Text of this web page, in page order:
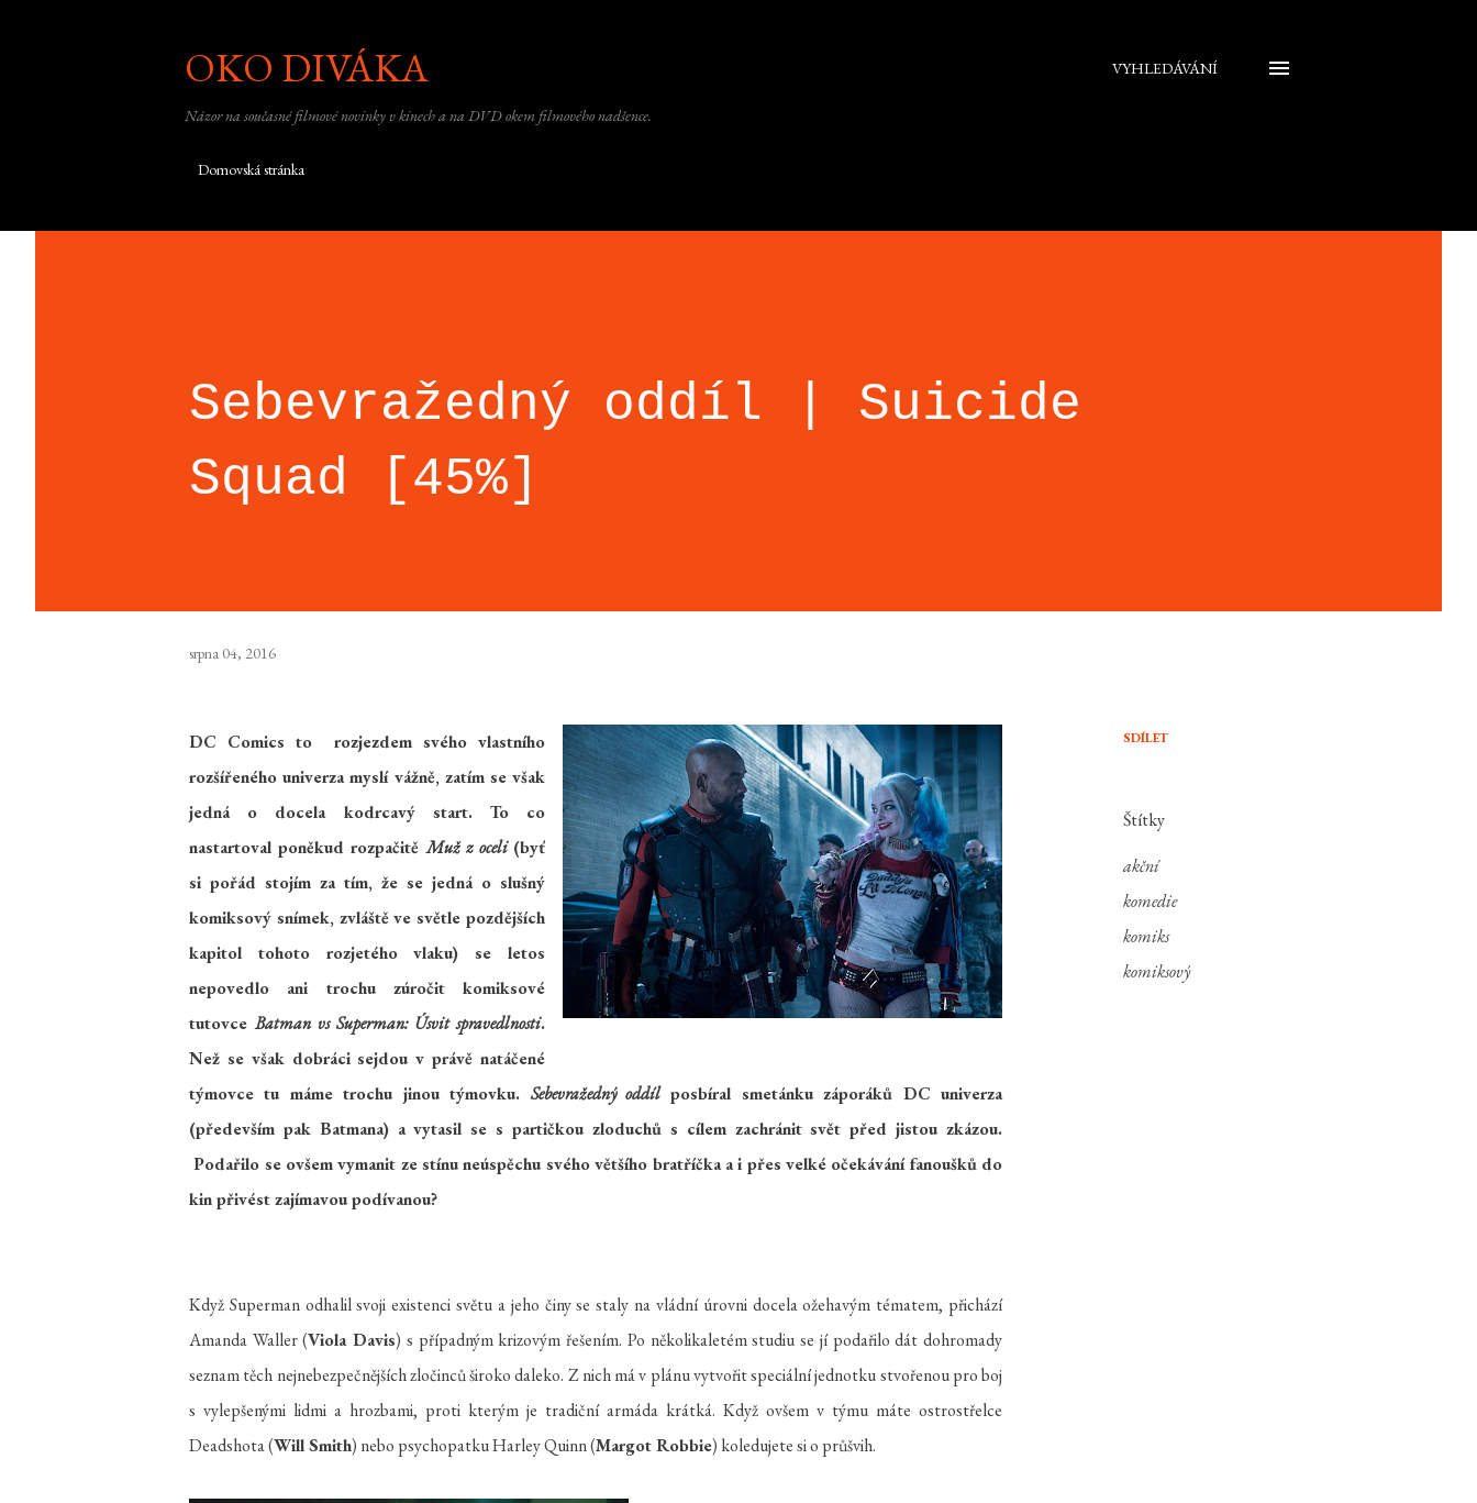
OKO DIVÁKA
Názor na současné filmové novinky v kinech a na DVD okem filmového nadšence.
VYHLEDÁVÁNÍ
Domovská stránka
Sebevražedný oddíl | Suicide
Squad [45%]
srpna 04, 2016
DC Comics to rozjezdem svého vlastního
rozšířeného univerza myslí vážně, zatím se však
jedná o docela kodrcavý start. To co
nastartoval poněkud rozpačitěMuž z oceli (byť
si pořád stojím za tím, že se jedná o slušný
komiksový snímek, zvláště ve světle pozdějších
kapitol tohoto rozjetého vlaku) se letos
nepovedlo ani trochu zúročit komiksové
tutovceBatman vs Superman: Úsvit spravedlnosti.
Než se však dobráci sejdou v právě natáčené
týmovce tu máme trochu jinou týmovku. Sebevražedný oddílposbíral smetánku záporáků DC univerza
(především pak Batmana) a vytasil se s partičkou zloduchů s cílem zachránit svět před jistou zkázou.
Podařilo se ovšem vymanit ze stínu neúspěchu svého většího bratříčka a i přes velké očekávání fanoušků do
kin přivést zajímavou podívanou?
Když Superman odhalil svoji existenci světu a jeho činy se staly na vládní úrovni docela ožehavým tématem, přichází
Amanda Waller (Viola Davis) s případným krizovým řešením. Po několikaletém studiu se jí podařilo dát dohromady
seznam těch nejnebezpečnějších zločinců široko daleko. Z nich má v plánu vytvořit speciální jednotku stvořenou pro boj
s vylepšenými lidmi a hrozbami, proti kterým je tradiční armáda krátká. Když ovšem v týmu máte ostrostřelce
Deadshota (Will Smith) nebo psychopatku Harley Quinn (Margot Robbie) koledujete si o průšvih.
SDÍLET
Štítky
akční
komedie
komiks
komiksový